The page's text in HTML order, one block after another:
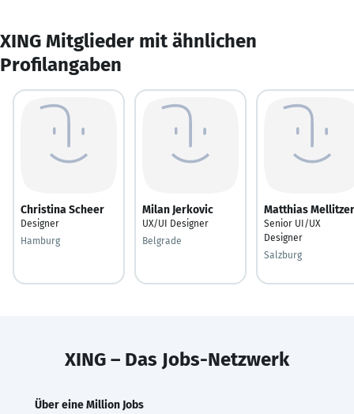
XING Mitglieder mit ähnlichen
Profilangaben
Christina Scheer
Designer
Hamburg
Milan Jerkovic
UX/UI Designer
Belgrade
Matthias Mellitzer
Senior UI/UX
Designer
Salzburg
XING – Das Jobs-Netzwerk
Über eine Million Jobs